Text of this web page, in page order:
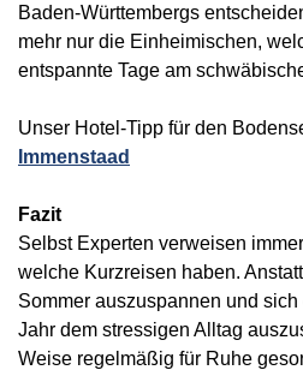
Baden-Württembergs
mehr nur die Einheimischen,
entspannte Tage am
Unser Hotel-Tipp für den
Immenstaad
Fazit
Selbst Experten verweisen
welche Kurzreisen haben.
Sommer auszuspannen und
Jahr dem stressigen Alltag
Weise regelmäßig für Ruhe